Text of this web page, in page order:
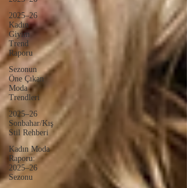
2025–26
Kadın
Giyim
Trend
Raporu
Sezonun
Öne Çıkan
Moda
Trendleri
2025–26
Sonbahar/Kış
Stil Rehberi
Kadın Moda
Raporu:
2025–26
Sezonu